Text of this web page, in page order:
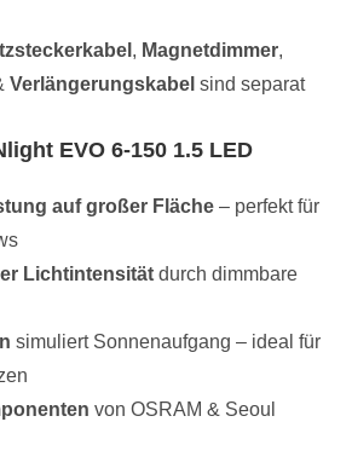
, Magnetdimmer,
Verlängerungskabel sind separat
EVO 6-150 1.5 LED
auf großer Fläche – perfekt für
Lichtintensität durch dimmbare
simuliert Sonnenaufgang – ideal für
von OSRAM & Seoul